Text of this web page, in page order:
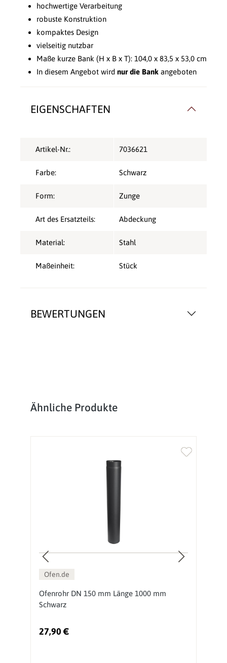
hochwertige Verarbeitung
robuste Konstruktion
kompaktes Design
vielseitig nutzbar
Maße kurze Bank (H x B x T): 104,0 x 83,5 x 53,0 cm
In diesem Angebot wird nur die Bank angeboten
BEWERTUNGEN
EIGENSCHAFTEN
Artikel-Nr.: 7036621
Farbe: Schwarz
Form: Zunge
Art des Ersatzteils: Abdeckung
Material: Stahl
Maßeinheit: Stück
Produktgalerie überspringen
Ähnliche Produkte
Ofen.de
Ofenrohr DN 150 mm Länge 1000 mm
Schwarz
27,90 €